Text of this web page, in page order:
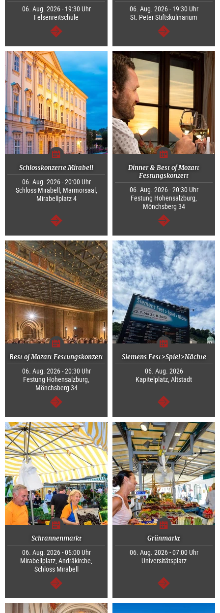
06. Aug. 2026 - 19:30 Uhr
Felsenreitschule
weiter
06. Aug. 2026 - 19:30 Uhr
St. Peter Stiftskulinarium
weiter
Schlosskonzerte Mirabell
06. Aug. 2026 - 20:00 Uhr
Schloss Mirabell, Marmorsaal,
Mirabellplatz 4
weiter
Dinner & Best of Mozart
Festungskonzert
06. Aug. 2026 - 20:30 Uhr
Festung Hohensalzburg,
Mönchsberg 34
weiter
Best of Mozart Festungskonzert
06. Aug. 2026 - 20:30 Uhr
Festung Hohensalzburg,
Mönchsberg 34
weiter
Siemens Fest>Spiel>Nächte
06. Aug. 2026
Kapitelplatz, Altstadt
weiter
Schrannenmarkt
06. Aug. 2026 - 05:00 Uhr
Mirabellplatz, Andräkirche,
Schloss Mirabell
weiter
Grünmarkt
06. Aug. 2026 - 07:00 Uhr
Universitätsplatz
weiter